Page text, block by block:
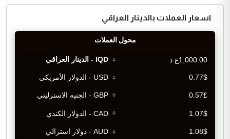
اسعار العملات بالدينار العراقي